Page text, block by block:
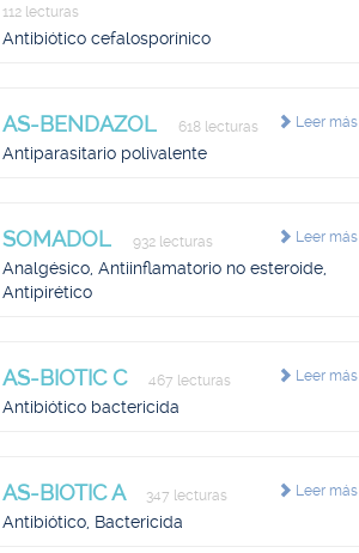
112 lecturas
Antibiótico cefalosporínico
Leer más
AS-BENDAZOL 618 lecturas
Antiparasitario polivalente
Leer más
SOMADOL 932 lecturas
Analgésico, Antiinflamatorio no esteroide,
Antipirético
Leer más
AS-BIOTIC C 467 lecturas
Antibiótico bactericida
Leer más
AS-BIOTIC A 347 lecturas
Antibiótico, Bactericida